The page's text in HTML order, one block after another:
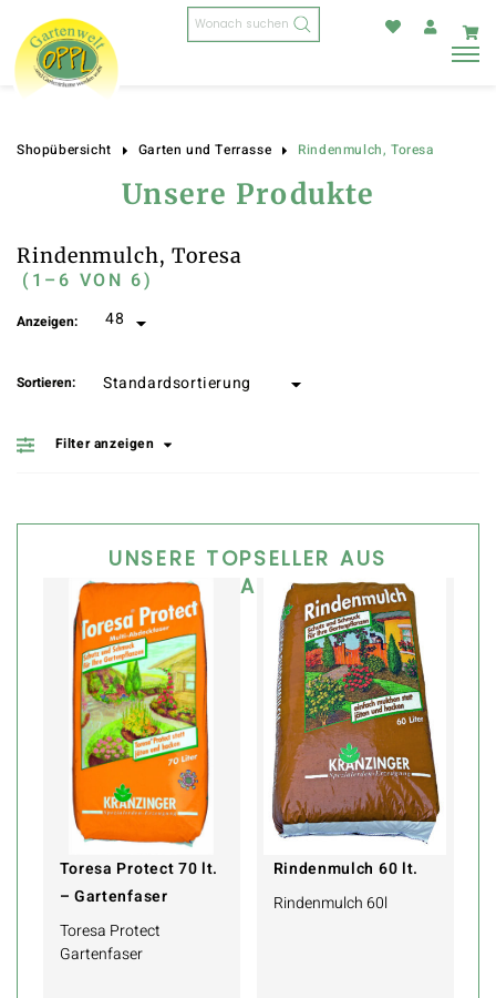
Products
search
Shopübersicht Garten und Terrasse Rindenmulch, Toresa
Unsere Produkte
Rindenmulch, Toresa
(1–6 VON 6)
Filter anzeigen
Anzeigen:
Sortieren:
UNSERE TOPSELLER AUS
DIESER KATEGORIE
Toresa Protect 70 lt.
– Gartenfaser
Toresa Protect
Gartenfaser
Rindenmulch 60 lt.
Rindenmulch 60l